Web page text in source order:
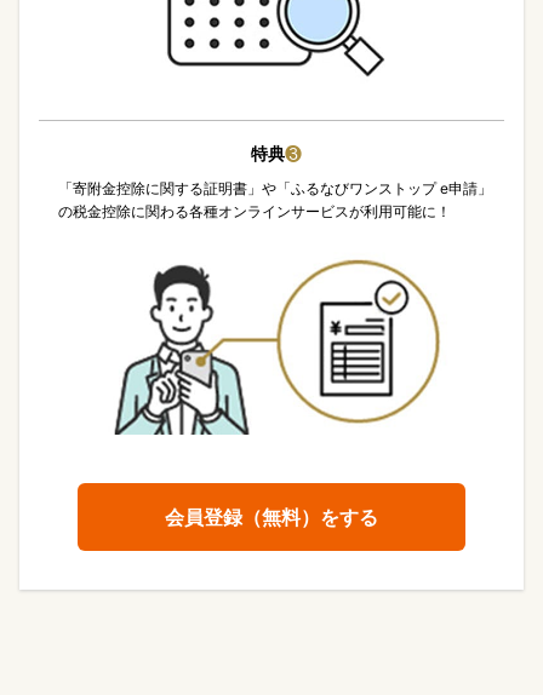
特典❸
「寄附金控除に関する証明書」や「ふるなびワンストップ e申請」
の税金控除に関わる各種オンラインサービスが利用可能に！
会員登録（無料）をする